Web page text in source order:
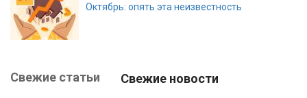
Октябрь: опять эта неизвестность
Свежие статьи Свежие новости